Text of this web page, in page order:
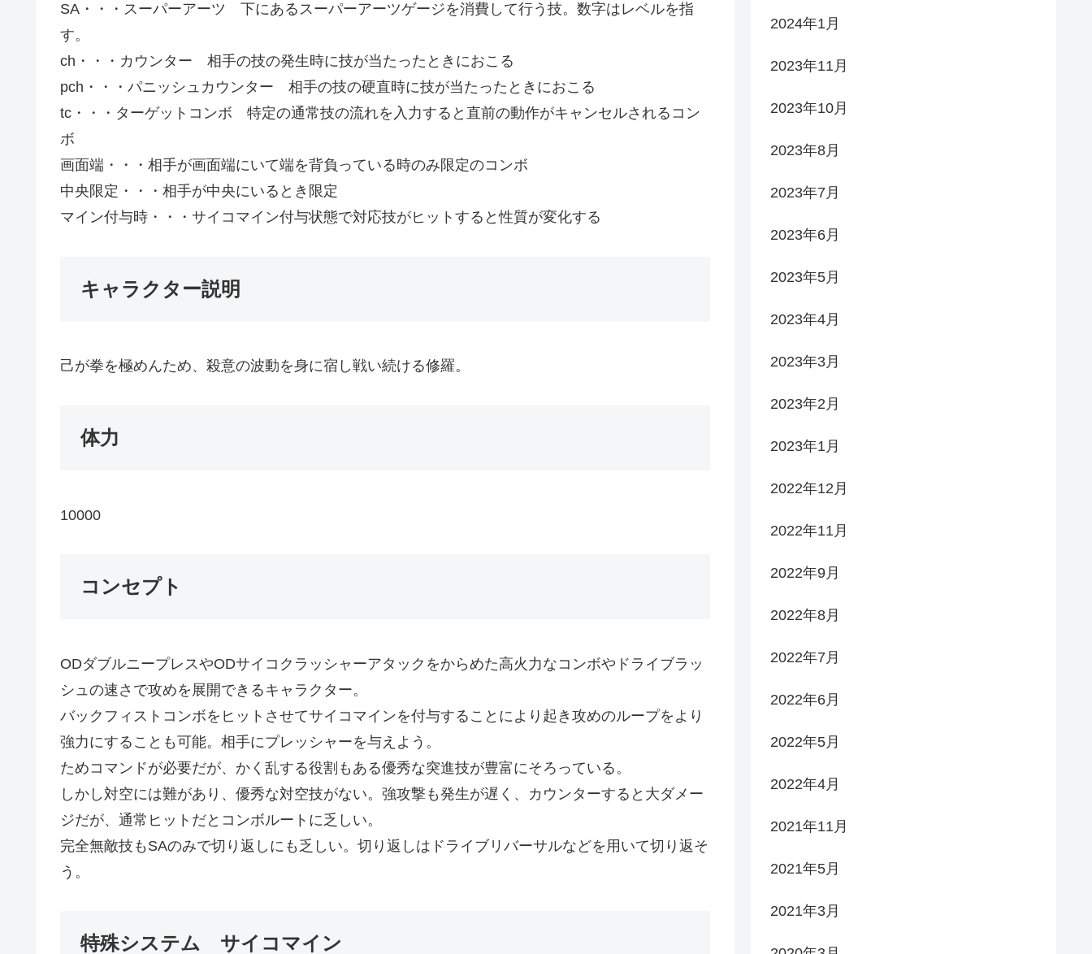
SA・・・スーパーアーツ 下にあるスーパーアーツゲージを消費して行う技。数字はレベルを指
す。
ch・・・カウンター 相手の技の発生時に技が当たったときにおこる
pch・・・パニッシュカウンター 相手の技の硬直時に技が当たったときにおこる
tc・・・ターゲットコンボ 特定の通常技の流れを入力すると直前の動作がキャンセルされるコン
ボ
画面端・・・相手が画面端にいて端を背負っている時のみ限定のコンボ
中央限定・・・相手が中央にいるとき限定
マイン付与時・・・サイコマイン付与状態で対応技がヒットすると性質が変化する
キャラクター説明
己が拳を極めんため、殺意の波動を身に宿し戦い続ける修羅。
体力
10000
コンセプト
ODダブルニープレスやODサイコクラッシャーアタックをからめた高火力なコンボやドライブラッ
シュの速さで攻めを展開できるキャラクター。
バックフィストコンボをヒットさせてサイコマインを付与することにより起き攻めのループをより
強力にすることも可能。相手にプレッシャーを与えよう。
ためコマンドが必要だが、かく乱する役割もある優秀な突進技が豊富にそろっている。
しかし対空には難があり、優秀な対空技がない。強攻撃も発生が遅く、カウンターすると大ダメー
ジだが、通常ヒットだとコンボルートに乏しい。
完全無敵技もSAのみで切り返しにも乏しい。切り返しはドライブリバーサルなどを用いて切り返そ
う。
特殊システム サイコマイン
2024年1月
2023年11月
2023年10月
2023年8月
2023年7月
2023年6月
2023年5月
2023年4月
2023年3月
2023年2月
2023年1月
2022年12月
2022年11月
2022年9月
2022年8月
2022年7月
2022年6月
2022年5月
2022年4月
2021年11月
2021年5月
2021年3月